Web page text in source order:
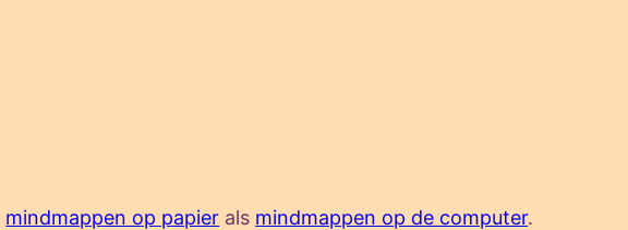
mindmappen op papier als mindmappen op de computer.